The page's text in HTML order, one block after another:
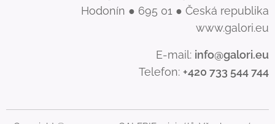
Hodonín ● 695 01 ● Česká republika
www.galori.eu
E-mail: info@galori.eu
Telefon: +420 733 544 744